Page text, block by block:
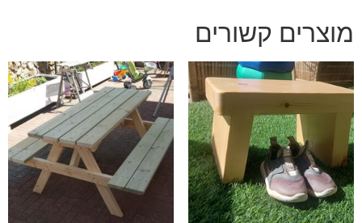
מוצרים קשורים